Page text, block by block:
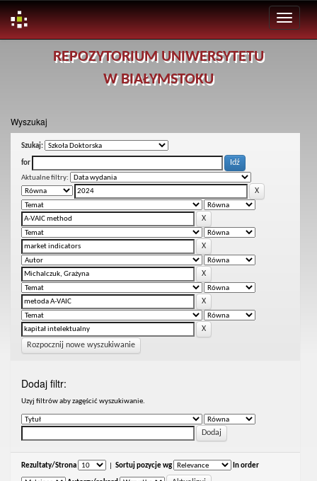
REPOZYTORIUM UNIWERSYTETU
W BIAŁYMSTOKU
Wyszukaj
Szukaj:
for
Aktualne filtry:
Rozpocznij nowe wyszukiwanie
Dodaj filtr:
Uzyj filtrów aby zagęścić wyszukiwanie.
Rezultaty/Strona Sortuj pozycje wg In order